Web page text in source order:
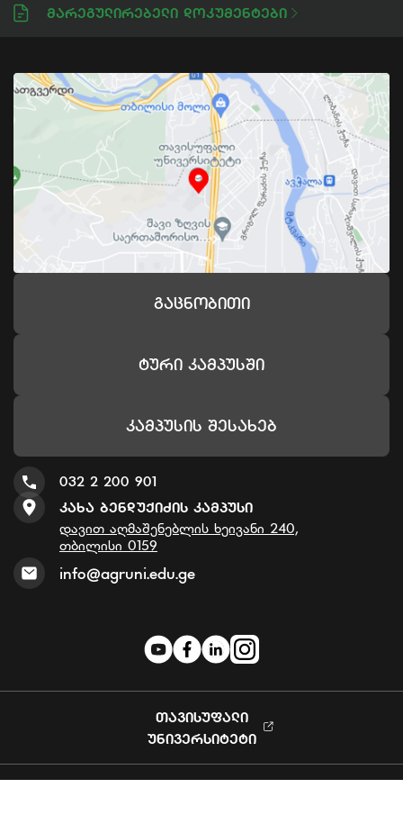
Მარეგულირებელი Დოკუმენტები
Გაცნობითი
Ტური Კამპუსში
Კამპუსის Შესახებ
032 2 200 901
Კახა Ბენდუქიძის Კამპუსი
დავით აღმაშენებლის ხეივანი 240,
თბილისი 0159
info@agruni.edu.ge
ᲗᲐᲕᲘᲡᲣᲤᲐᲚᲘ
ᲣᲜᲘᲕᲔᲠᲡᲘᲢᲔᲢᲘ